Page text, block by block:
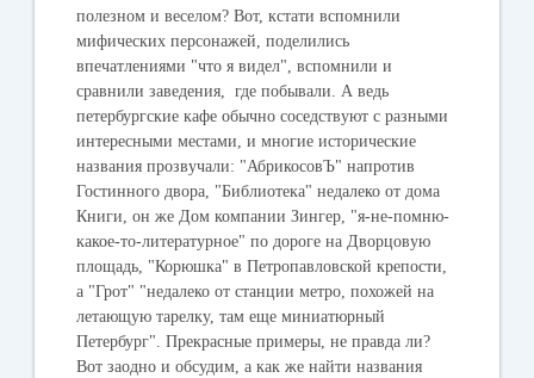
полезном и веселом? Вот, кстати вспомнили
мифических персонажей, поделились
впечатлениями "что я видел", вспомнили и
сравнили заведения, где побывали. А ведь
петербургские кафе обычно соседствуют с разными
интересными местами, и многие исторические
названия прозвучали: "АбрикосовЪ" напротив
Гостинного двора, "Библиотека" недалеко от дома
Книги, он же Дом компании Зингер, "я-не-помню-
какое-то-литературное" по дороге на Дворцовую
площадь, "Корюшка" в Петропавловской крепости,
а "Грот" "недалеко от станции метро, похожей на
летающую тарелку, там еще миниатюрный
Петербург". Прекрасные примеры, не правда ли?
Вот заодно и обсудим, а как же найти названия